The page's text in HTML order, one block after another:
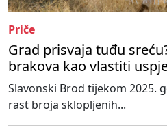
Priče
Grad prisvaja tuđu
brakova kao vlastiti
Slavonski Brod tijekom 2025.
rast broja sklopljenih...